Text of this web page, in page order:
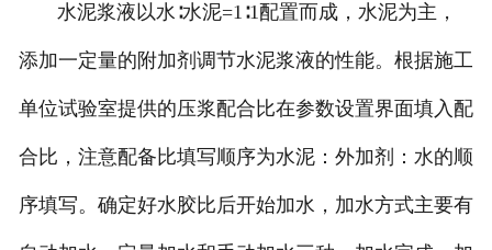
水泥浆液以水∶水泥=1∶1配置而成，水泥为主，
添加一定量的附加剂调节水泥浆液的性能。根据施工
单位试验室提供的压浆配合比在参数设置界面填入配
合比，注意配备比填写顺序为水泥：外加剂：水的顺
序填写。确定好水胶比后开始加水，加水方式主要有